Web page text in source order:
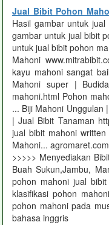
Jual Bibit Pohon
Hasil gambar untuk
gambar untuk jual bibit
untuk jual bibit pohon
Mahoni
kayu mahoni sangat
Mahoni super |
mahoni.html Pohon
... Biji Mahoni Unggulan
| Jual Bibit Tanaman
jual bibit mahoni
Mahoni...
>>>>> Menyediakan
Buah Sukun,Jambu,
pohon mahoni jual
klasifikasi pohon
pohon mahoni pada
bahasa inggris